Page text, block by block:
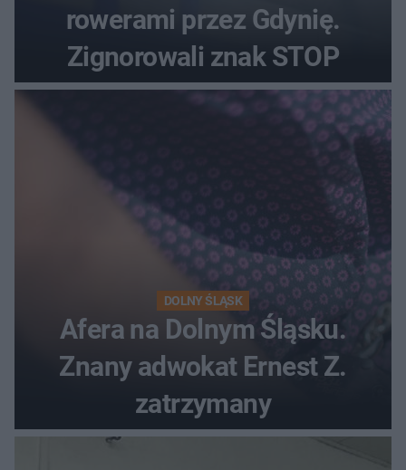
rowerami przez Gdynię.
Zignorowali znak STOP
DOLNY ŚLĄSK
Afera na Dolnym Śląsku.
Znany adwokat Ernest Z.
zatrzymany